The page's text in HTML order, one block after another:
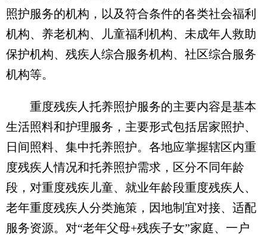
照护服务的机构，以及符合条件的各类社会福利
机构、养老机构、儿童福利机构、未成年人救助
保护机构、残疾人综合服务机构、社区综合服务
机构等。
重度残疾人托养照护服务的主要内容是基本
生活照料和护理服务，主要形式包括居家照护、
日间照料、集中托养照护。各地应掌握辖区内重
度残疾人情况和托养照护需求，区分不同年龄
段，对重度残疾儿童、就业年龄段重度残疾人、
老年重度残疾人分类施策，因地制宜对接、适配
服务资源。对“老年父母+残疾子女”家庭、一户